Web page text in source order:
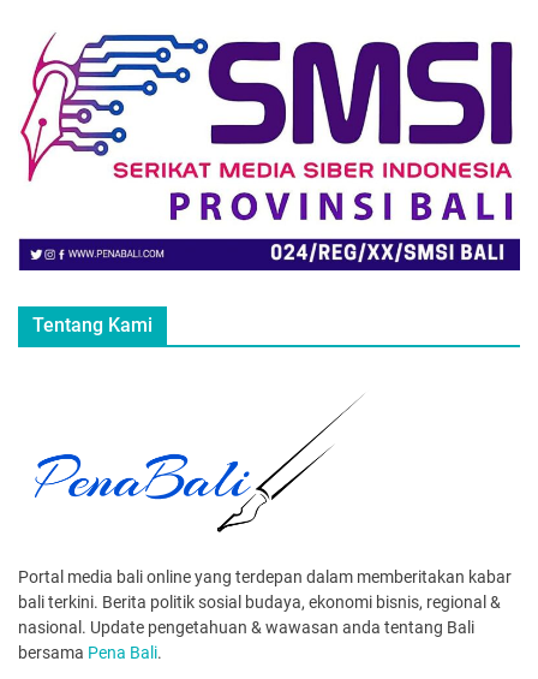
Tentang Kami
Portal media bali online yang terdepan dalam memberitakan kabar
bali terkini. Berita politik sosial budaya, ekonomi bisnis, regional &
nasional. Update pengetahuan & wawasan anda tentang Bali
bersama Pena Bali.